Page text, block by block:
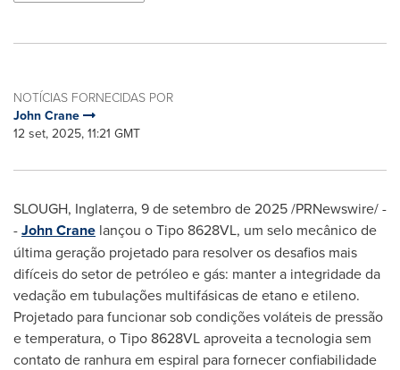
NOTÍCIAS FORNECIDAS POR
John Crane
12 set, 2025, 11:21 GMT
SLOUGH, Inglaterra, 9 de setembro de 2025/PRNewswire/ -
-John Crane lançou o Tipo 8628VL, um selo mecânico de
última geração projetado para resolver os desafios mais
difíceis do setor de petróleo e gás: manter a integridade da
vedação em tubulações multifásicas de etano e etileno.
Projetado para funcionar sob condições voláteis de pressão
e temperatura, o Tipo 8628VL aproveita a tecnologia sem
contato de ranhura em espiral para fornecer confiabilidade